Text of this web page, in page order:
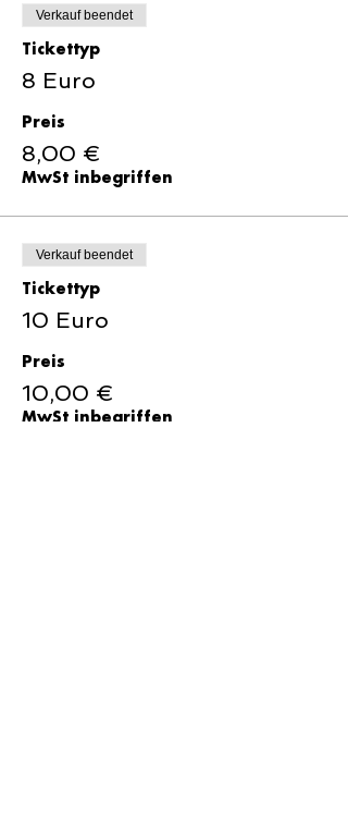
Verkauf beendet
Tickettyp
8 Euro
Preis
8,00 €
MwSt inbegriffen
Verkauf beendet
Tickettyp
10 Euro
Preis
10,00 €
MwSt inbegriffen